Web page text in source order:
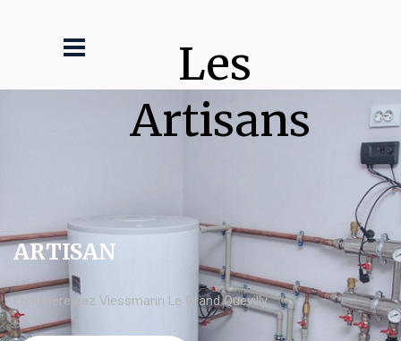
Les
Artisans
ARTISAN
chaudière gaz Viessmann Le Grand Quevilly